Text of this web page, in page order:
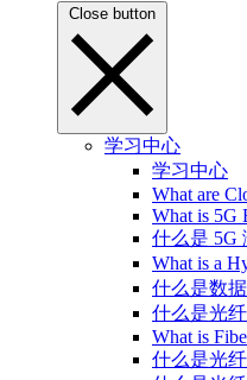
Close button
学习中心
学习中心
What are
What is 5G
什么是 5G
What is a
什么是数
什么是光
What is
什么是光